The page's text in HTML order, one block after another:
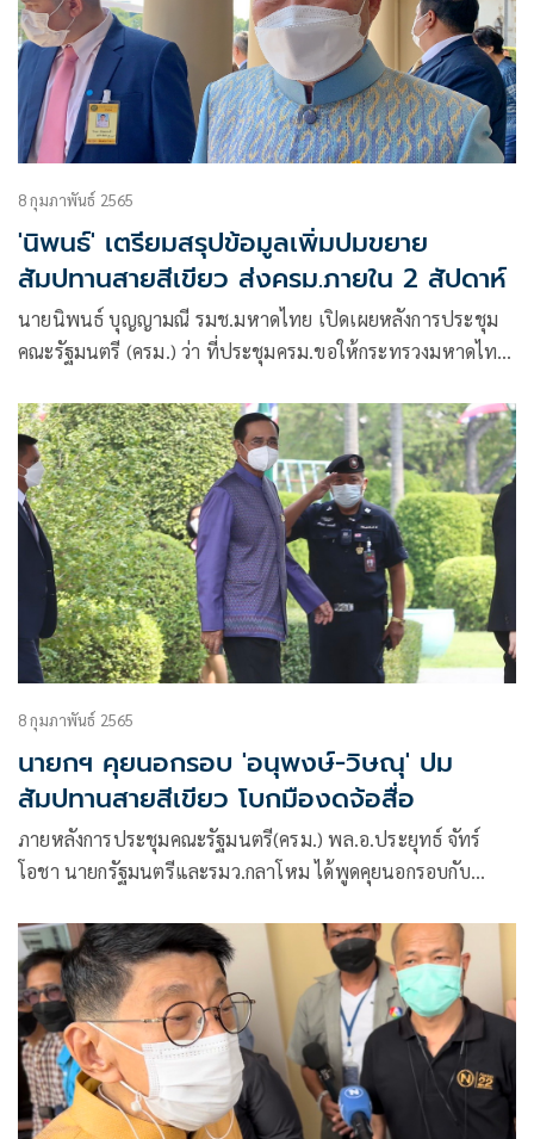
8 กุมภาพันธ์ 2565
'นิพนธ์' เตรียมสรุปข้อมูลเพิ่มปมขยาย
สัมปทานสายสีเขียว ส่งครม.ภายใน 2 สัปดาห์
นายนิพนธ์ บุญญามณี รมช.มหาดไทย เปิดเผยหลังการประชุม
คณะรัฐมนตรี (ครม.) ว่า ที่ประชุมครม.ขอให้กระทรวงมหาดไทย
ความคิดเห็นอีกครั้งมาประกอบการพิจารณาของครม. เรื่องขอ
ความเห็นชอบผลการเจรจาและเห็นชอบร่างสัญญาร่วม
8 กุมภาพันธ์ 2565
นายกฯ คุยนอกรอบ 'อนุพงษ์-วิษณุ' ปม
สัมปทานสายสีเขียว โบกมืองดจ้อสื่อ
ภายหลังการประชุมคณะรัฐมนตรี(ครม.) พล.อ.ประยุทธ์ จัทร์
โอชา นายกรัฐมนตรีและรมว.กลาโหม ได้พูดคุยนอกรอบกับ
นายกรัฐมนตรี และนายธีระพงษ์ วงศ์ศิวะวิลาส เลขาธิการคณะ
รัฐมนตรี ด้วยมีสีหน้าค่อนข้างเคร่งเครียด